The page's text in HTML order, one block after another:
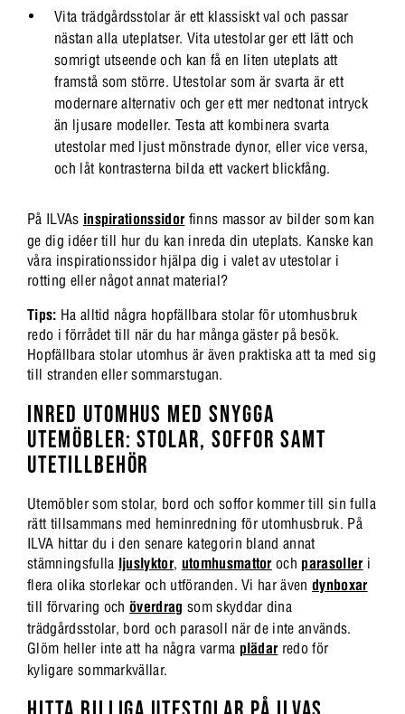
Vita trädgårdsstolar är ett klassiskt val och passar
nästan alla uteplatser. Vita utestolar ger ett lätt och
somrigt utseende och kan få en liten uteplats att
framstå som större. Utestolar som är svarta är ett
modernare alternativ och ger ett mer nedtonat intryck
än ljusare modeller. Testa att kombinera svarta
utestolar med ljust mönstrade dynor, eller vice versa,
och låt kontrasterna bilda ett vackert blickfång.
På ILVAs inspirationssidorfinns massor av bilder som kan
ge dig idéer till hur du kan inreda din uteplats. Kanske kan
våra inspirationssidor hjälpa dig i valet av utestolar i
rotting eller något annat material?
Tips: Ha alltid några hopfällbara stolar för utomhusbruk
redo i förrådet till när du har många gäster på besök.
Hopfällbara stolar utomhus är även praktiska att ta med sig
till stranden eller sommarstugan.
INRED UTOMHUS MED SNYGGA
UTEMÖBLER: STOLAR, SOFFOR SAMT
UTETILLBEHÖR
Utemöbler som stolar, bord och soffor kommer till sin fulla
rätt tillsammans med heminredning för utomhusbruk. På
ILVA hittar du i den senare kategorin bland annat
stämningsfulla ljuslyktor, utomhusmattoroch parasolleri
flera olika storlekar och utföranden. Vi har ävendynboxar
till förvaring ochöverdrag som skyddar dina
trädgårdsstolar, bord och parasoll när de inte används.
Glöm heller inte att ha några varma plädarredo för
kyligare sommarkvällar.